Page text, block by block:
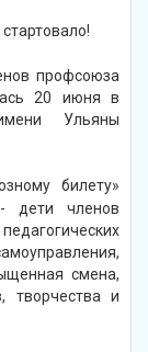
профсоюза
20 июня в
Ульяны
билету»
дети членов
смена,
творчества и